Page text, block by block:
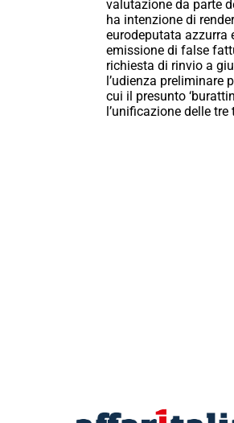
valutazione da parte
ha intenzione di
eurodeputata azzurra
emissione di false
richiesta di rinvio a
l’udienza preliminare
cui il presunto
l’unificazione delle